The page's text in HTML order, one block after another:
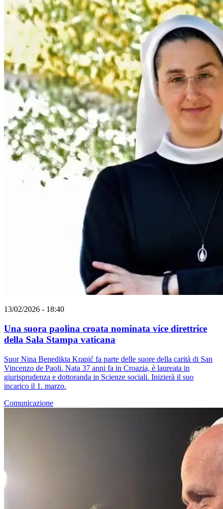
13/02/2026 - 18:40
Una suora paolina croata nominata vice direttrice
della Sala Stampa vaticana
Suor Nina Benedikta Krapić fa parte delle suore della carità di San
Vincenzo de Paoli. Nata 37 anni fa in Croazia, è laureata in
giurisprudenza e dottoranda in Scienze sociali. Inizierà il suo
incarico il 1. marzo.
Comunicazione